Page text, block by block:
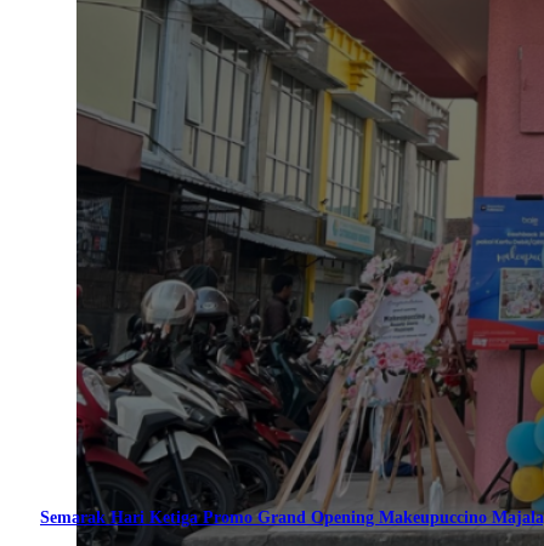
Semarak Hari Ketiga Promo Grand Opening Makeupuccino